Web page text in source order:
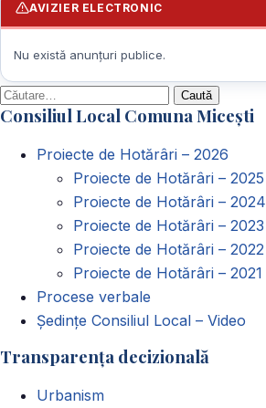
AVIZIER ELECTRONIC
Nu există anunțuri publice.
Caută
după:
Consiliul Local Comuna Micești
Proiecte de Hotărâri – 2026
Proiecte de Hotărâri – 2025
Proiecte de Hotărâri – 2024
Proiecte de Hotărâri – 2023
Proiecte de Hotărâri – 2022
Proiecte de Hotărâri – 2021
Procese verbale
Ședințe Consiliul Local – Video
Transparența decizională
Urbanism